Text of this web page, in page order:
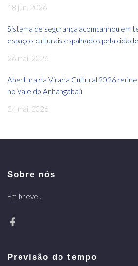
18 jun, 2026
Sistema de segurança acompanhou em
espaços culturais espalhados pela
26 mai, 2026
Abertura da Virada Cultural 2026 reúne
no Vale do Anhangabaú
24 mai, 2026
Sobre nós
Em breve...
Previsão do tempo